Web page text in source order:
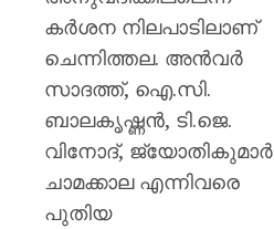
കർശന നിലപാടിലാണ്
ചെന്നിത്തല. അൻവർ
സാദത്ത്, ഐ.സി.
ബാലകൃഷ്ണൻ, ടി.ജെ.
വിനോദ്, ജ്യോതികുമാർ
ചാമക്കാല എന്നിവരെ
പുതിയ